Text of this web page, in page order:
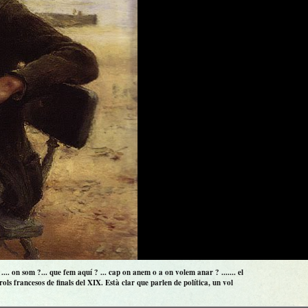
on som ?... que fem aquí ? ... cap on anem o a on volem anar ? ....... el
francesos de finals del XIX. Està clar que parlen de política, un vol